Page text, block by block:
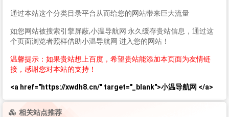
通过本站这个分类目录平台从而给您的网站带来巨大流量
如您网站被搜索引擎屏蔽,小温导航网 永久缓存贵站信息，通过这
个页面浏览者照样借助小温导航网 进入您的网站！
温馨提示：如果贵站想上百度，希望贵站能添加本页面为友情链
接，感谢您对本站的支持！
<a href="https://xwdh8.cn/" target="_blank">小温导航网 </a>
相关站点推荐